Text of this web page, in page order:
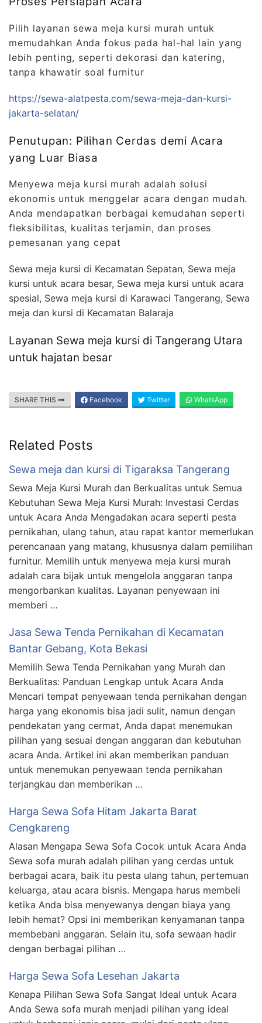
Pilih layanan sewa meja kursi murah untuk
memudahkan Anda fokus pada hal-hal lain yang
lebih penting, seperti dekorasi dan katering,
tanpa khawatir soal furnitur
https://sewa-alatpesta.com/sewa-meja-dan-kursi-
jakarta-selatan/
Penutupan: Pilihan Cerdas demi Acara
yang Luar Biasa
Menyewa meja kursi murah adalah solusi
ekonomis untuk menggelar acara dengan mudah.
Anda mendapatkan berbagai kemudahan seperti
fleksibilitas, kualitas terjamin, dan proses
pemesanan yang cepat
Sewa meja kursi di Kecamatan Sepatan, Sewa meja
kursi untuk acara besar, Sewa meja kursi untuk acara
spesial, Sewa meja kursi di Karawaci Tangerang, Sewa
meja dan kursi di Kecamatan Balaraja
Layanan Sewa meja kursi di Tangerang Utara
untuk hajatan besar
SHARE THIS Facebook Twitter WhatsApp
Related Posts
Sewa meja dan kursi di Tigaraksa Tangerang
Sewa Meja Kursi Murah dan Berkualitas untuk Semua
Kebutuhan Sewa Meja Kursi Murah: Investasi Cerdas
untuk Acara Anda Mengadakan acara seperti pesta
pernikahan, ulang tahun, atau rapat kantor memerlukan
perencanaan yang matang, khususnya dalam pemilihan
furnitur. Memilih untuk menyewa meja kursi murah
adalah cara bijak untuk mengelola anggaran tanpa
mengorbankan kualitas. Layanan penyewaan ini
memberi …
Jasa Sewa Tenda Pernikahan di Kecamatan
Bantar Gebang, Kota Bekasi
Memilih Sewa Tenda Pernikahan yang Murah dan
Berkualitas: Panduan Lengkap untuk Acara Anda
Mencari tempat penyewaan tenda pernikahan dengan
harga yang ekonomis bisa jadi sulit, namun dengan
pendekatan yang cermat, Anda dapat menemukan
pilihan yang sesuai dengan anggaran dan kebutuhan
acara Anda. Artikel ini akan memberikan panduan
untuk menemukan penyewaan tenda pernikahan
terjangkau dan memberikan …
Harga Sewa Sofa Hitam Jakarta Barat
Cengkareng
Alasan Mengapa Sewa Sofa Cocok untuk Acara Anda
Sewa sofa murah adalah pilihan yang cerdas untuk
berbagai acara, baik itu pesta ulang tahun, pertemuan
keluarga, atau acara bisnis. Mengapa harus membeli
ketika Anda bisa menyewanya dengan biaya yang
lebih hemat? Opsi ini memberikan kenyamanan tanpa
membebani anggaran. Selain itu, sofa sewaan hadir
dengan berbagai pilihan …
Harga Sewa Sofa Lesehan Jakarta
Kenapa Pilihan Sewa Sofa Sangat Ideal untuk Acara
Anda Sewa sofa murah menjadi pilihan yang ideal